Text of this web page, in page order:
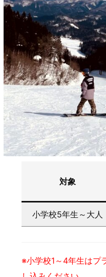
対象
小学校5年生～大人
※小学校1～4年生はプ